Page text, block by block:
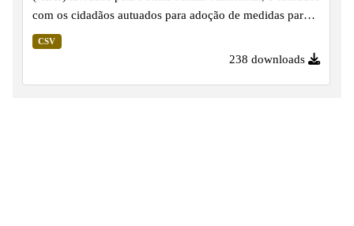
com os cidadãos autuados para adoção de medidas para
reparação, regularização, prevenção ou mitigação de
danos ambientais ou conversão de multas em serviços
CSV
238 downloads